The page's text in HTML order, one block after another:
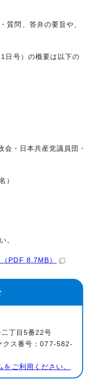
質問、答弁の要旨や、
日号）の概要は以下の
・日本共産党議員団・
）
。
PDF 8.7MB）
丁目5番22号
ス番号：077-582-
ご利用ください。